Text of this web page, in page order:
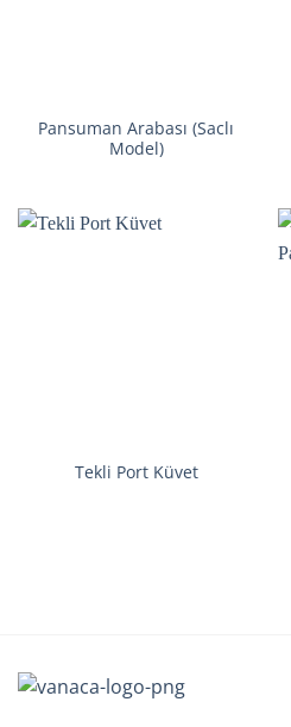
Pansuman Arabası (Saclı
Model)
Tekli Port Küvet